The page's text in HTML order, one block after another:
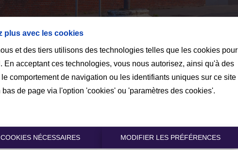
plus avec les cookies
et des tiers utilisons des technologies telles que les cookies pour
acceptant ces technologies, vous nous autorisez, ainsi qu'à des
comportement de navigation ou les identifiants uniques sur ce site
de page via l'option 'cookies' ou 'paramètres des cookies'.
NÉCESSAIRES MODIFIER LES PRÉFÉRENCES